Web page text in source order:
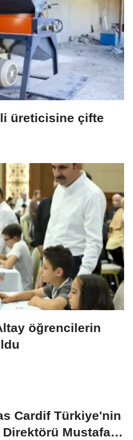
üreticisine çifte
öğrencilerin
Cardif Türkiye'nin
Direktörü Mustafa